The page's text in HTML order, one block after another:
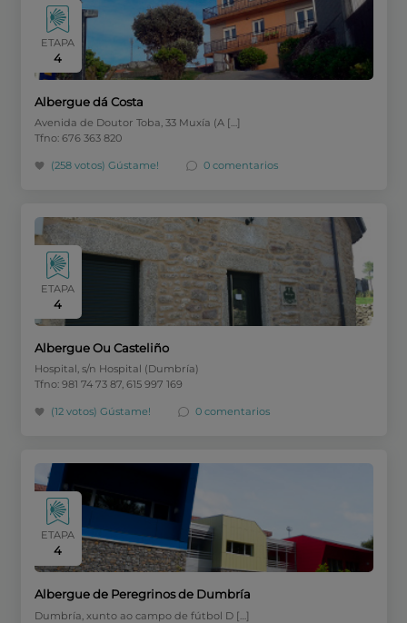
ETAPA
4
Albergue dá Costa
Avenida de Doutor Toba, 33 Muxía (A […]
Tfno: 676 363 820
(258 votos)Gústame! 0 comentarios
ETAPA
4
Albergue Ou Casteliño
Hospital, s/n Hospital (Dumbría)
Tfno: 981 74 73 87, 615 997 169
(12 votos)Gústame! 0 comentarios
ETAPA
4
Albergue de Peregrinos de Dumbría
Dumbría, xunto ao campo de fútbol D […]